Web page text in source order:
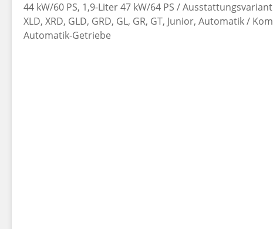
44 kW/60 PS, 1,9-Liter 47 kW/64 PS /
XLD, XRD, GLD, GRD, GL, GR, GT, Junior, Automatik /
Automatik-Getriebe